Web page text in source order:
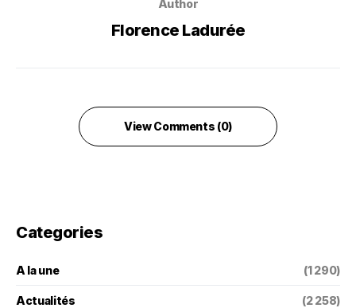
Author
Florence Ladurée
View Comments (0)
Categories
A la une (1 290)
Actualités (2 258)